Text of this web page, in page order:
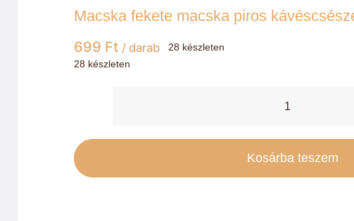
Macska fekete macska piros
699 Ft / darab
28 készleten
28 készleten
macska
Kosárba teszem